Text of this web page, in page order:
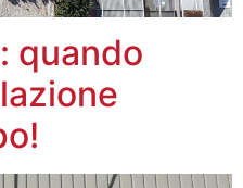
quando